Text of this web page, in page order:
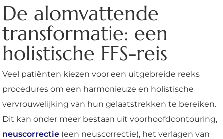
De alomvattende
transformatie: een
holistische FFS-reis
Veel patiënten kiezen voor een uitgebreide reeks
procedures om een harmonieuze en holistische
vervrouwelijking van hun gelaatstrekken te bereiken.
Dit kan onder meer bestaan uit voorhoofdcontouring,
neuscorrectie (een neuscorrectie), het verlagen van